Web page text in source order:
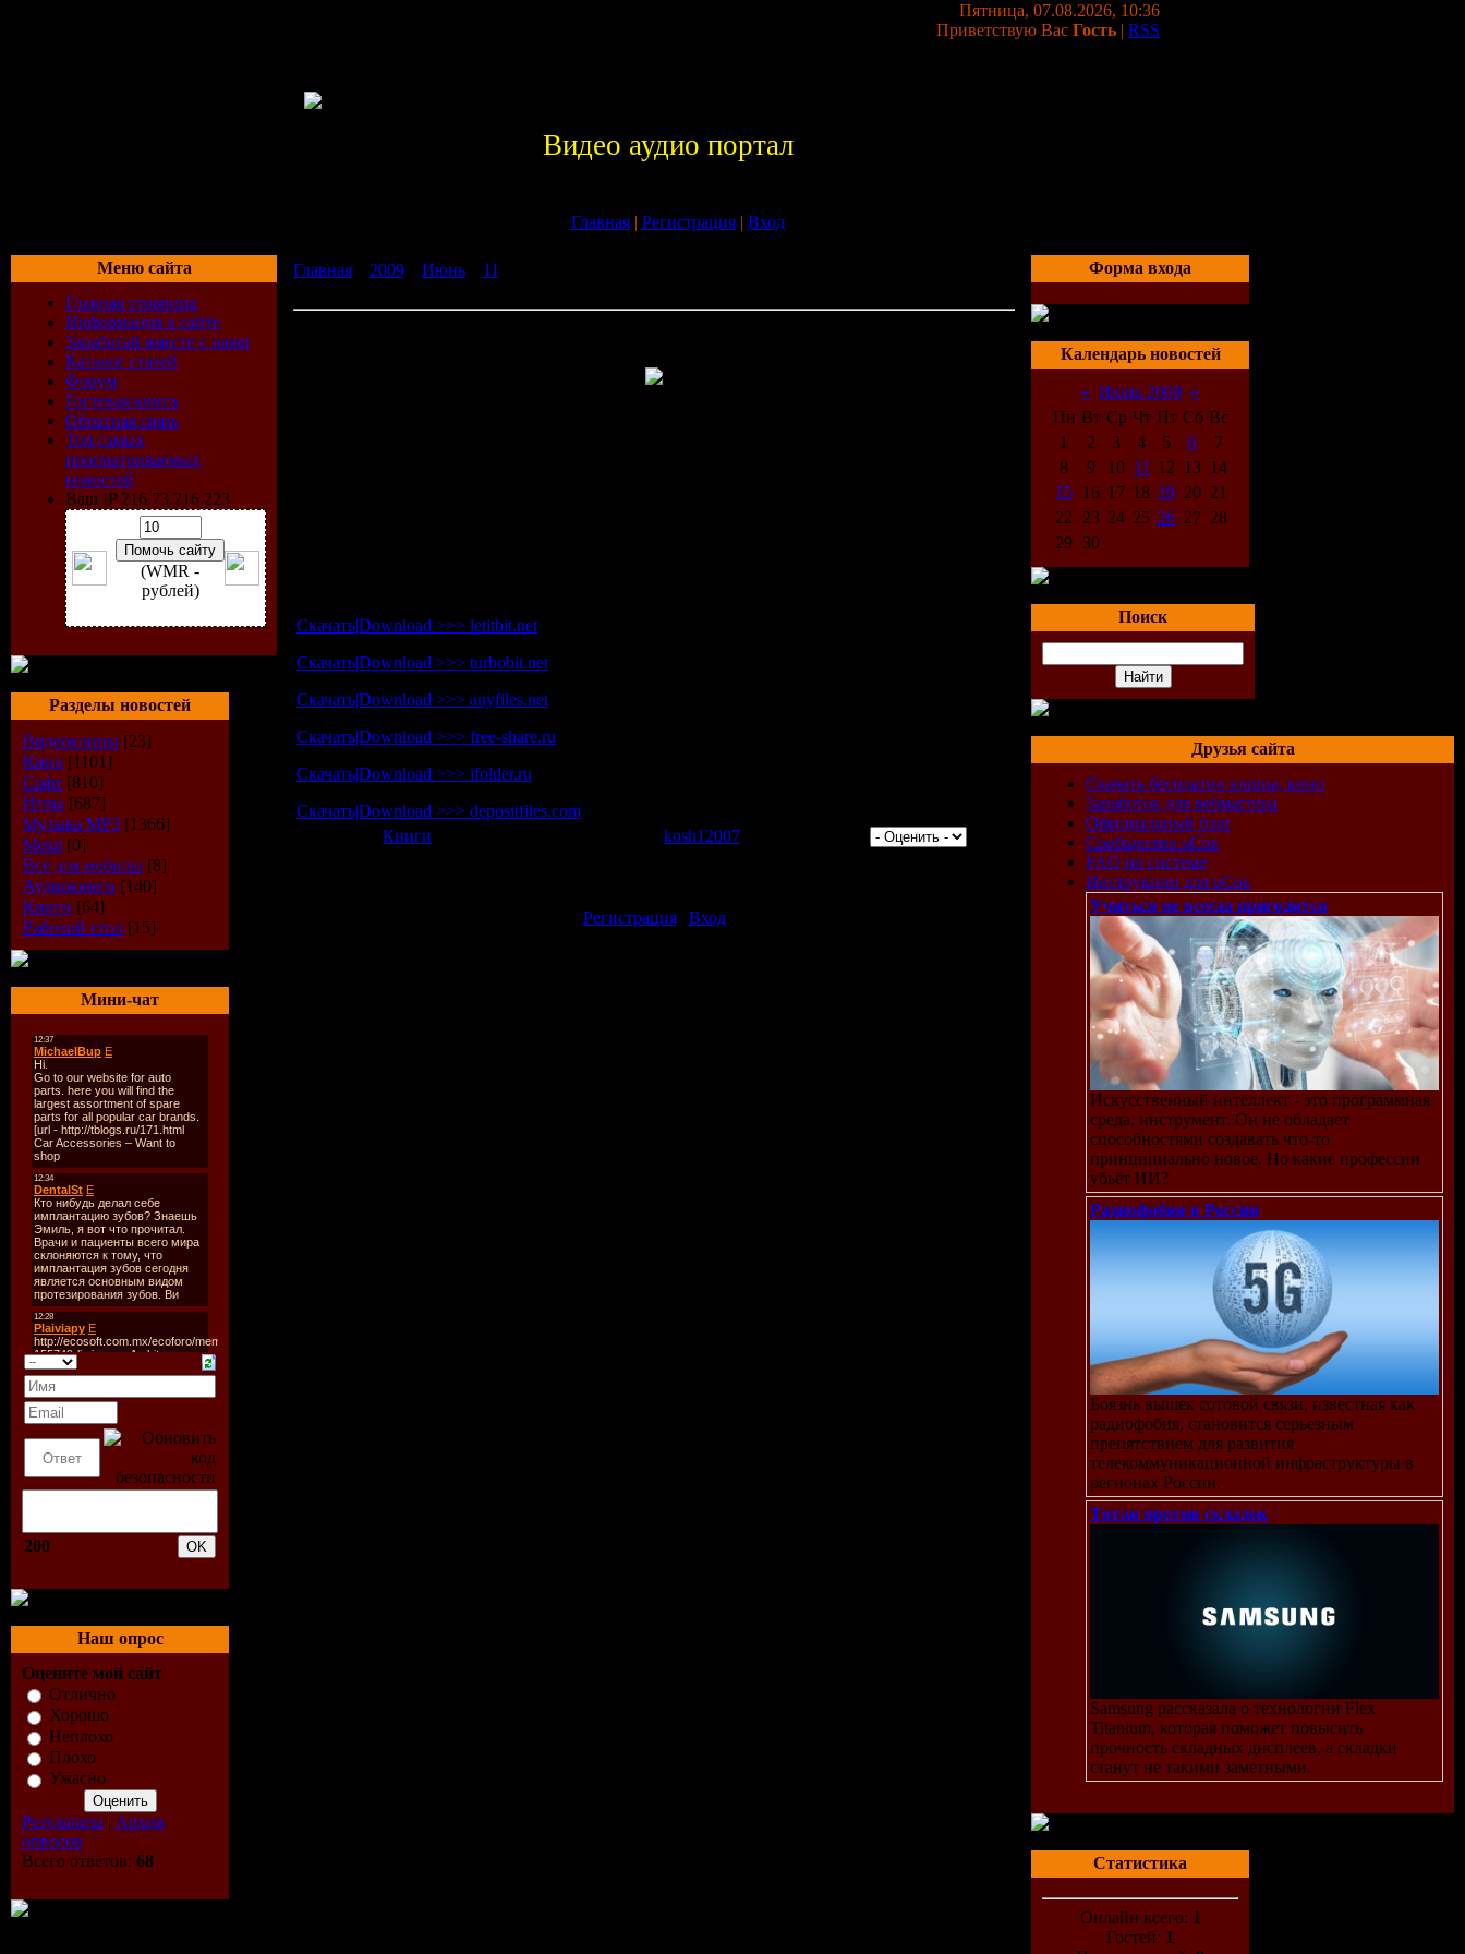
Пятница, 07.08.2026, 10:36
Приветствую Вас Гость | RSS
Видео аудио портал
Главная| Регистрация| Вход
Меню сайта
Главная страница
Информация о сайте
Заработай вместе с нами
Каталог статей
Форум
Гостевая книга
Обратная связь
Топ самых
просматриваемых
новостей
Ваш IP 216.73.216.223
(WMR -
рублей)
Разделы новостей
Видеоклипы [23]
Кино [1101]
Софт [810]
Игры [687]
Музыка МР3 [1366]
Metal [0]
Всё для мобилы [8]
Аудиокниги [140]
Книги [64]
Рабочий стол [15]
Мини-чат
200
Наш опрос
Оцените мой сайт
Отлично
Хорошо
Неплохо
Плохо
Ужасно
Результаты | Архив
опросов
Всего ответов: 68
Главная 2009 Июнь 11
Скачать|Download >>> letitbit.net
Скачать|Download >>> turbobit.net
Скачать|Download >>> anyfiles.net
Скачать|Download >>> free-share.ru
Скачать|Download >>> ifolder.ru
Скачать|Download >>> depositfiles.com
Книги kosh12007
Регистрация| Вход]
Форма входа
Календарь новостей
« Июнь 2009 »
Пн Вт Ср Чт Пт Сб Вс
1
2 3 4 5 6
7
8
9 10 11 12 13 14
15
16 17 18 19 20 21
22
23 24 25 26 27 28
29 30
Поиск
Друзья сайта
Скачать бесплатно клипы, кино
Заработок для вебмастера
Официальный блог
Сообщество uCoz
FAQ по системе
Инструкции для uCoz
Учиться не всегда пригодится
Искусственный интеллект - это программная
среда, инструмент. Он не обладает
способностями создавать что-то
принципиально новое. Но какие профессии
убьёт ИИ?
Радиофобия в России
Боязнь вышек сотовой связи, известная как
радиофобия, становится серьезным
препятствием для развития
телекоммуникационной инфраструктуры в
регионах России.
Титан против складок
Samsung рассказала о технологии Flex
Titanium, которая поможет повысить
прочность складных дисплеев, а складки
станут не такими заметными.
Статистика
Онлайн всего: 1
Гостей: 1